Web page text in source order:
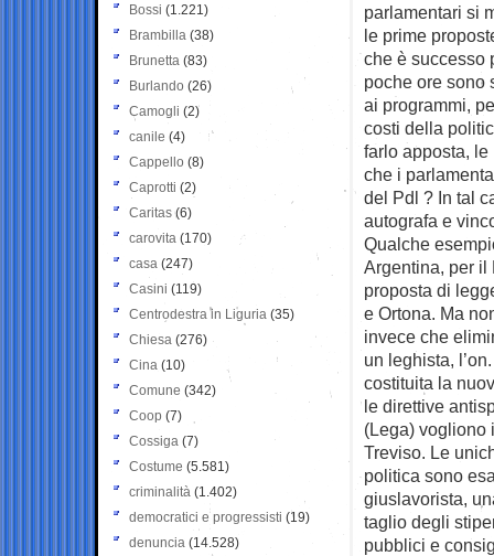
parlamentari si
le prime
che è successo
poche ore sono
ai programmi,
costi della
farlo apposta,
che i
del Pdl ? In tal
autografa e
Qualche
Argentina, per il
proposta di
e Ortona. Ma
invece che
un leghista,
costituita la
le direttive
(Lega) vogliono
Treviso. Le
politica sono
giuslavorista,
taglio degli
pubblici e
Bossi (1.221)
Brambilla (38)
Brunetta (83)
Burlando (26)
Camogli (2)
canile (4)
Cappello (8)
Caprotti (2)
Caritas (6)
carovita (170)
casa (247)
Casini (119)
Centrodestra in Liguria (35)
Chiesa (276)
Cina (10)
Comune (342)
Coop (7)
Cossiga (7)
Costume (5.581)
criminalità (1.402)
democratici e progressisti (19)
denuncia (14.528)